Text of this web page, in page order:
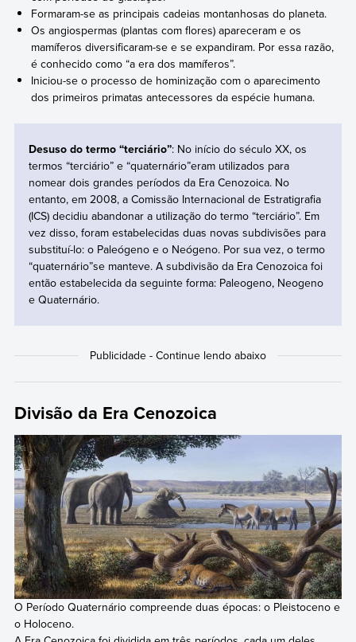
Formaram-se as principais cadeias montanhosas do planeta.
Os angiospermas (plantas com flores) apareceram e os
mamíferos diversificaram-se e se expandiram. Por essa razão,
é conhecido como “a era dos mamíferos”.
Iniciou-se o processo de hominização com o aparecimento
dos primeiros primatas antecessores da espécie humana.
Desuso do termo “terciário”: No início do século XX, os
termos “terciário” e “quaternário”eram utilizados para
nomear dois grandes períodos da Era Cenozoica. No
entanto, em 2008, a Comissão Internacional de Estratigrafia
(ICS) decidiu abandonar a utilização do termo “terciário”. Em
vez disso, foram estabelecidas duas novas subdivisões para
substituí-lo: o Paleógeno e o Neógeno. Por sua vez, o termo
“quaternário”se manteve. A subdivisão da Era Cenozoica foi
então estabelecida da seguinte forma: Paleogeno, Neogeno
e Quaternário.
Divisão da Era Cenozoica
O Período Quaternário compreende duas épocas: o Pleistoceno e
o Holoceno.